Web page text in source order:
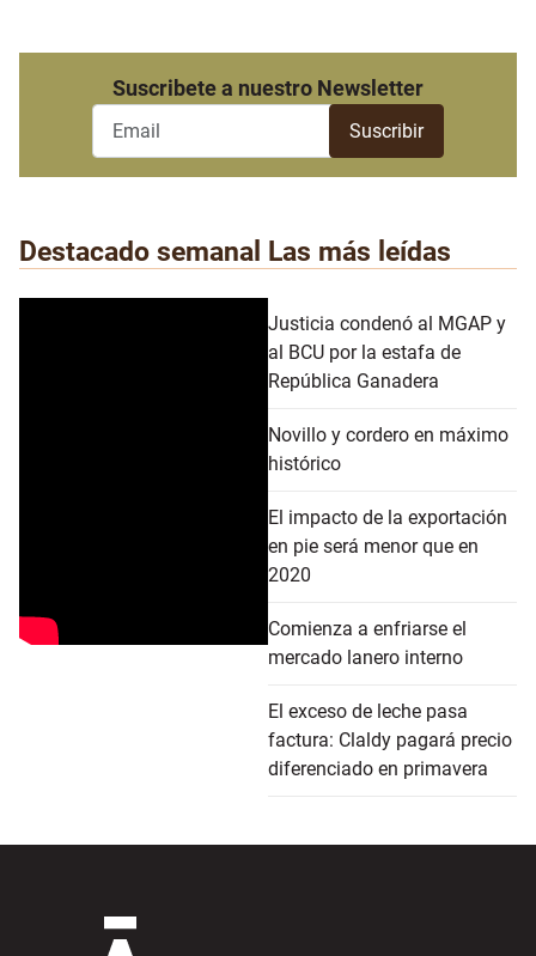
Suscribete a nuestro Newsletter
Destacado semanal Las más leídas
Justicia condenó al MGAP y
al BCU por la estafa de
República Ganadera
Novillo y cordero en máximo
histórico
El impacto de la exportación
en pie será menor que en
2020
Comienza a enfriarse el
mercado lanero interno
El exceso de leche pasa
factura: Claldy pagará precio
diferenciado en primavera